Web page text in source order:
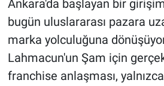
Ankara'da başlayan bir
bugün uluslararası pazara
marka yolculuğuna
Lahmacun'un Şam için
franchise anlaşması,